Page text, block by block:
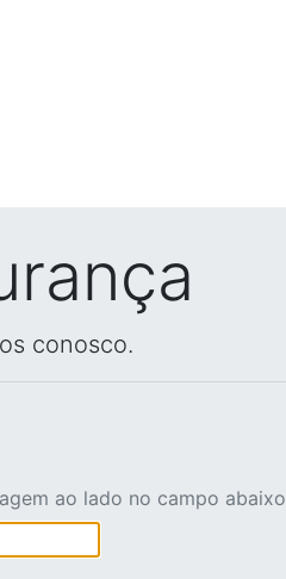
conosco.
ao lado no campo abaixo